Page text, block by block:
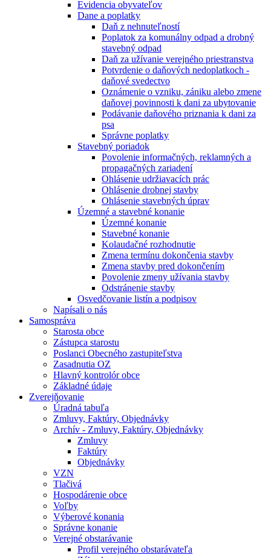
Evidencia obyvateľov
Dane a poplatky
Daň z nehnuteľností
Poplatok za komunálny odpad a drobný
stavebný odpad
Daň za užívanie verejného priestranstva
Potvrdenie o daňových nedoplatkoch -
daňové svedectvo
Oznámenie o vzniku, zániku alebo zmene
daňovej povinnosti k dani za ubytovanie
Podávanie daňového priznania k dani za
psa
Správne poplatky
Stavebný poriadok
Povolenie informačných, reklamných a
propagačných zariadení
Ohlásenie udržiavacích prác
Ohlásenie drobnej stavby
Ohlásenie stavebných úprav
Územné a stavebné konanie
Územné konanie
Stavebné konanie
Kolaudačné rozhodnutie
Zmena termínu dokončenia stavby
Zmena stavby pred dokončením
Povolenie zmeny užívania stavby
Odstránenie stavby
Osvedčovanie listín a podpisov
Napísali o nás
Samospráva
Starosta obce
Zástupca starostu
Poslanci Obecného zastupiteľstva
Zasadnutia OZ
Hlavný kontrolór obce
Základné údaje
Zverejňovanie
Úradná tabuľa
Zmluvy, Faktúry, Objednávky
Archív - Zmluvy, Faktúry, Objednávky
Zmluvy
Faktúry
Objednávky
VZN
Tlačivá
Hospodárenie obce
Voľby
Výberové konania
Správne konanie
Verejné obstarávanie
Profil verejného obstarávateľa